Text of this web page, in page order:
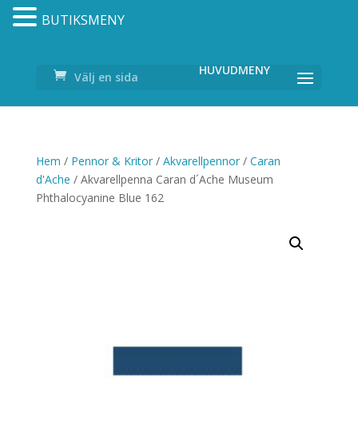
Välj en sida
Hem / Pennor & Kritor/ Akvarellpennor/ Caran
d'Ache / Akvarellpenna Caran d´Ache Museum
Phthalocyanine Blue 162
BUTIKSMENY